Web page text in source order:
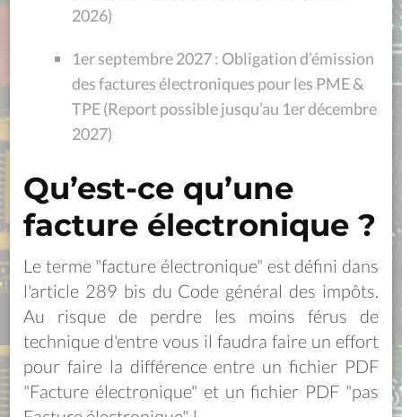
2026)
1er septembre 2027 : Obligation d’émission
des factures électroniques pour les PME &
TPE (Report possible jusqu’au 1er décembre
2027)
Qu’est-ce qu’une
facture électronique ?
Le terme "facture électronique" est défini dans
l'article 289 bis du Code général des impôts.
Au risque de perdre les moins férus de
technique d'entre vous il faudra faire un effort
pour faire la différence entre un fichier PDF
"Facture électronique" et un fichier PDF "pas